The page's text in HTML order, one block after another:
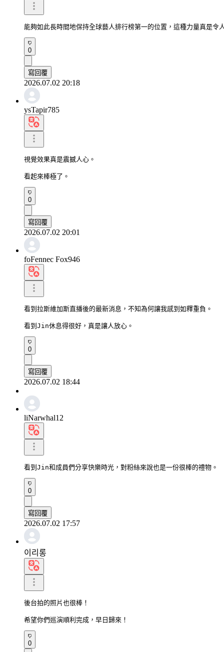
能夠如此長時間地保持全球藝人排行榜第一的位置，這種力量真是令
0
寫回覆
2026.07.02 20:18
ysTapir785
視覺效果真是震撼人心。
看起來棒極了。
0
寫回覆
2026.07.02 20:01
foFennec Fox946
看到拉斯維加斯直播後的最新消息，不知為何讓我感到如釋重負。
看到Jin休息得很好，真是讓人放心。
0
寫回覆
2026.07.02 18:44
liNarwhal12
看到Jin和成員們分享快樂時光，對粉絲來說也是一份很棒的禮物。
0
寫回覆
2026.07.02 17:57
이리롱
後台拍的照片也很棒！
希望你們巡演順利完成，早日歸來！
0